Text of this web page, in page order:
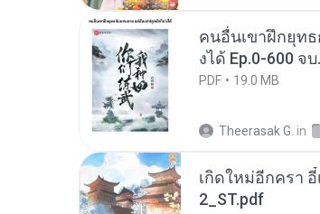
คนอื่นเขาฝึกยุท
งได้ Ep.0-600 จ
PDF 19.0 MB
Theerasak G. in
เกิดใหม่อีกครา
2_ST.pdf